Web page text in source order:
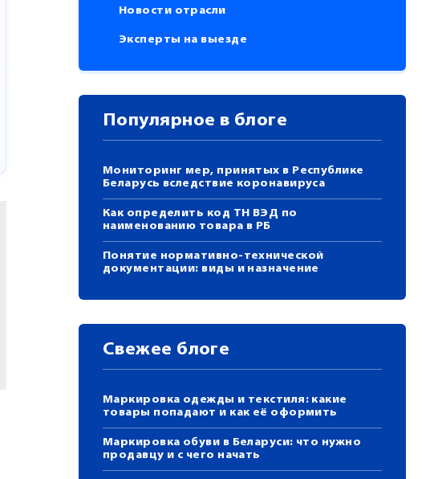
Новости отрасли
Эксперты на выезде
Популярное в блоге
Мониторинг мер, принятых в Республике
Беларусь вследствие коронавируса
Как определить код ТН ВЭД по
наименованию товара в РБ
Понятие нормативно-технической
документации: виды и назначение
Свежее блоге
Маркировка одежды и текстиля: какие
товары попадают и как её оформить
Маркировка обуви в Беларуси: что нужно
продавцу и с чего начать